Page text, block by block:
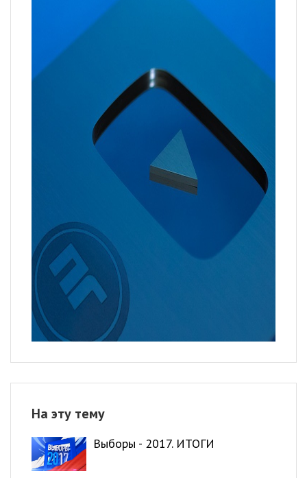
На эту тему
Выборы - 2017. ИТОГИ